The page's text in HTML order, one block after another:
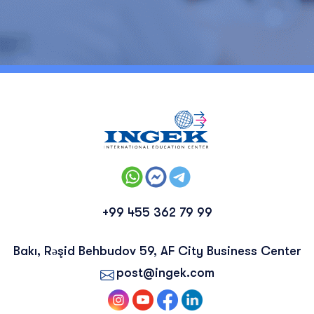
+99 455 362 79 99
Bakı, Rəşid Behbudov 59, AF City Business Center
post@ingek.com